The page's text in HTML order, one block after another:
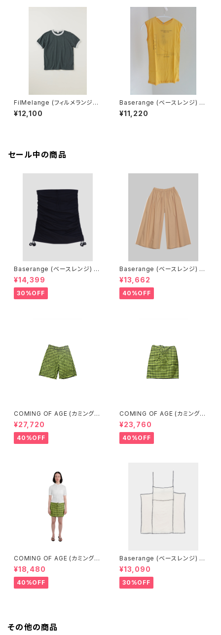
FilMelange (フィルメランジェ)
EMMA / エマ VINTAGE TENJ
IKU (charcoal khaki)
¥12,100
Baserange (ベースレンジ) U
NSEEN TANK (MORUS BEIG
E)
¥11,220
セール中の商品
Baserange (ベースレンジ) PI
CTORIAL SKIRT (BLACK)
¥14,399
30%OFF
Baserange (ベースレンジ) C
ABLE PANTS (MARBLE BRO
WN)
¥13,662
40%OFF
COMING OF AGE (カミングオ
ブエイジ) FLARED SHORTS
（GINGHAM LIME/BLACK）
¥27,720
40%OFF
COMING OF AGE (カミングオ
ブエイジ) DRAWSTRING MID
I SKIRT（GINGHAM LIME/BL
ACK）
¥23,760
40%OFF
COMING OF AGE (カミングオ
ブエイジ) DRAWSTRING MIN
I SKIRT (GINGHAM LIME/BL
ACK）
¥18,480
40%OFF
Baserange (ベースレンジ) S
HOK SQUARE TOP (Off Wh
ite)
¥13,090
30%OFF
その他の商品